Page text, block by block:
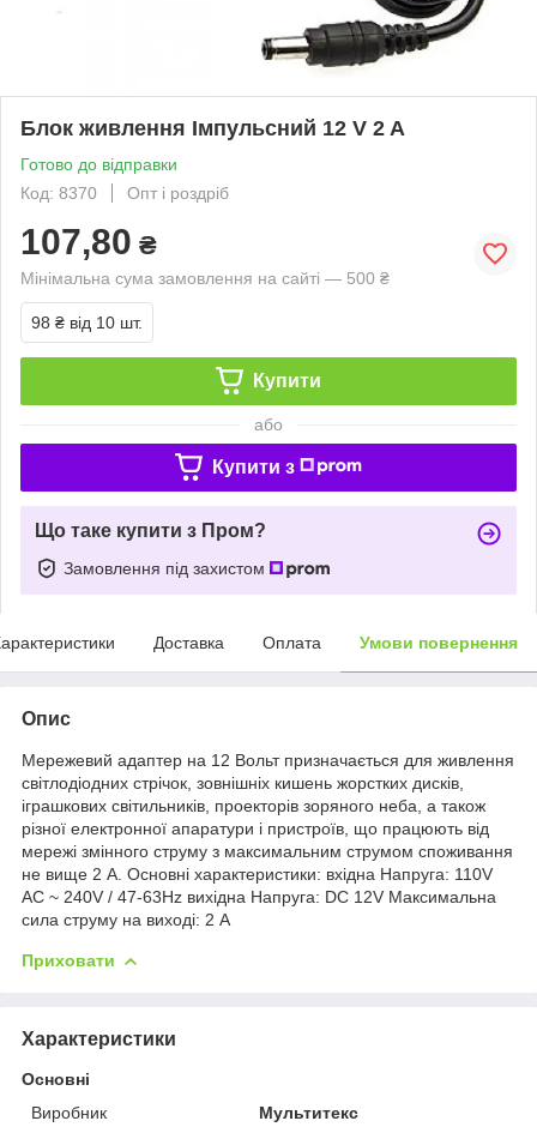
Блок живлення Імпульсний 12 V 2 A
Готово до відправки
Код: 8370
Опт і роздріб
107,80 ₴
Мінімальна сума замовлення на сайті — 500 ₴
98 ₴ від 10 шт.
Купити
або
Купити з
Що таке купити з Пром?
Замовлення під захистом
Доставка Оплата Умови повернення
Опис
Мережевий адаптер на 12 Вольт призначається для живлення
світлодіодних стрічок, зовнішніх кишень жорстких дисків,
іграшкових світильників, проекторів зоряного неба, а також
різної електронної апаратури і пристроїв, що працюють від
мережі змінного струму з максимальним струмом споживання
не вище 2 A. Основні характеристики: вхідна Напруга: 110V
AC ~ 240V / 47-63Hz вихідна Напруга: DC 12V Максимальна
сила струму на виході: 2 А
Приховати
Характеристики
Основні
Виробник
Мультитекс